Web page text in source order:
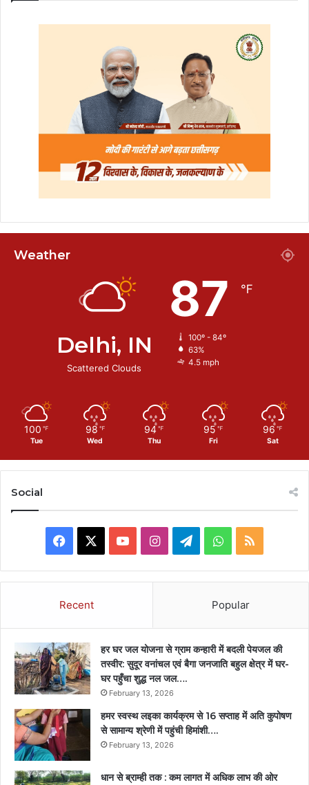
Weather
Delhi, IN
Scattered Clouds
87 ℉
100º - 84º
63%
4.5 mph
100 ℉
Tue
98 ℉
Wed
94 ℉
Thu
95 ℉
Fri
96 ℉
Sat
Social
Facebook YouTubeInstagramTelegramWhatsApp
RSS
Recent Popular
हर घर जल योजना से ग्राम कन्हारी में बदली पेयजल की
तस्वीर: सुदूर वनांचल एवं बैगा जनजाति बहुल क्षेत्र में घर-
घर पहुँचा शुद्ध नल जल….
February 13, 2026
हमर स्वस्थ लइका कार्यक्रम से 16 सप्ताह में अति कुपोषण
से सामान्य श्रेणी में पहुंची हिमांशी….
February 13, 2026
धान से ब्राम्ही तक : कम लागत में अधिक लाभ की ओर